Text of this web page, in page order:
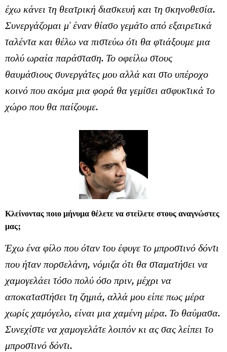
έχω κάνει τη θεατρική διασκευή και τη σκηνοθεσία.
Συνεργάζομαι μ' έναν θίασο γεμάτο από εξαιρετικά
ταλέντα και θέλω να πιστεύω ότι θα φτιάξουμε μια
πολύ ωραία παράσταση. Το οφείλω στους
θαυμάσιους συνεργάτες μου αλλά και στο υπέροχο
κοινό που ακόμα μια φορά θα γεμίσει ασφυκτικά το
χώρο που θα παίζουμε.
Κλείνοντας ποιο μήνυμα θέλετε να στείλετε στους αναγνώστες
μας;
Έχω ένα φίλο που όταν του έφυγε το μπροστινό δόντι
που ήταν πορσελάνη, νόμιζα ότι θα σταματήσει να
χαμογελάει τόσο πολύ όσο πριν, μέχρι να
αποκαταστήσει τη ζημιά, αλλά μου είπε πως μέρα
χωρίς χαμόγελο, είναι μια χαμένη μέρα. Το θαύμασα.
Συνεχίστε να χαμογελάτε λοιπόν κι ας σας λείπει το
μπροστινό δόντι.